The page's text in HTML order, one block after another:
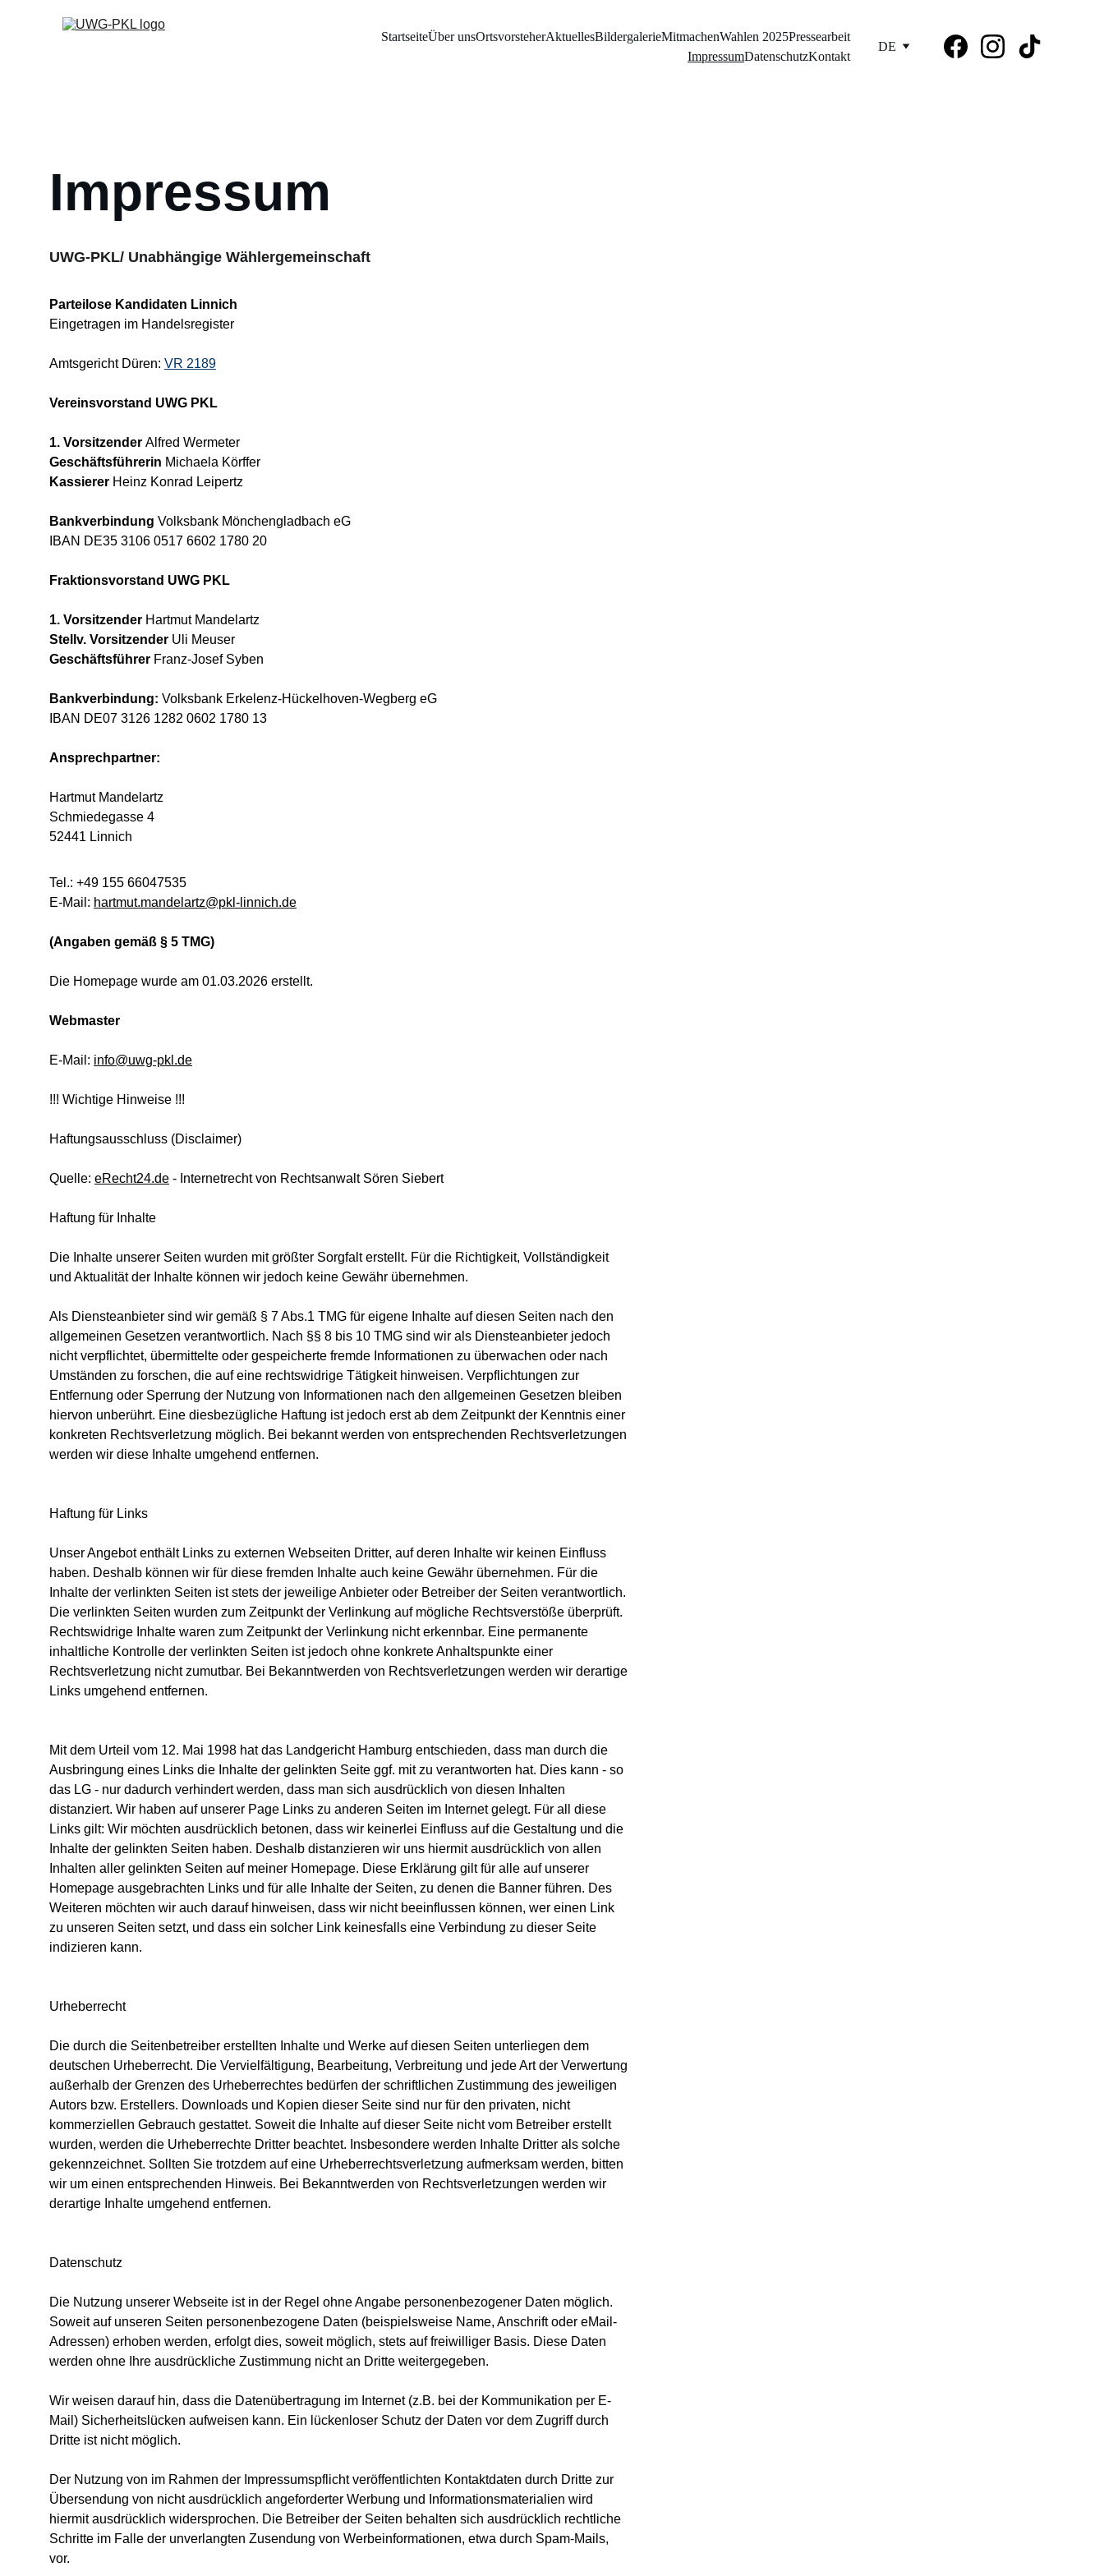
StartseiteÜber unsOrtsvorsteherAktuellesBildergalerieMitmachenWahlen 2025Pressearbeit
ImpressumDatenschutzKontakt
DE
Impressum
UWG-PKL/ Unabhängige Wählergemeinschaft
Parteilose Kandidaten Linnich
Eingetragen im Handelsregister
Amtsgericht Düren: VR 2189
Vereinsvorstand UWG PKL
1. Vorsitzender Alfred Wermeter
Geschäftsführerin Michaela Körffer
Kassierer Heinz Konrad Leipertz
Bankverbindung Volksbank Mönchengladbach eG
IBAN DE35 3106 0517 6602 1780 20
Fraktionsvorstand UWG PKL
1. Vorsitzender Hartmut Mandelartz
Stellv. Vorsitzender Uli Meuser
Geschäftsführer Franz-Josef Syben
Bankverbindung: Volksbank Erkelenz-Hückelhoven-Wegberg eG
IBAN DE07 3126 1282 0602 1780 13
Ansprechpartner:
Hartmut Mandelartz
Schmiedegasse 4
52441 Linnich
Tel.: +49 155 66047535
E-Mail: hartmut.mandelartz@pkl-linnich.de
(Angaben gemäß § 5 TMG)
Die Homepage wurde am 01.03.2026 erstellt.
Webmaster
E-Mail: info@uwg-pkl.de
!!! Wichtige Hinweise !!!
Haftungsausschluss (Disclaimer)
Quelle: eRecht24.de - Internetrecht von Rechtsanwalt Sören Siebert
Haftung für Inhalte
Die Inhalte unserer Seiten wurden mit größter Sorgfalt erstellt. Für die Richtigkeit, Vollständigkeit
und Aktualität der Inhalte können wir jedoch keine Gewähr übernehmen.
Als Diensteanbieter sind wir gemäß § 7 Abs.1 TMG für eigene Inhalte auf diesen Seiten nach den
allgemeinen Gesetzen verantwortlich. Nach §§ 8 bis 10 TMG sind wir als Diensteanbieter jedoch
nicht verpflichtet, übermittelte oder gespeicherte fremde Informationen zu überwachen oder nach
Umständen zu forschen, die auf eine rechtswidrige Tätigkeit hinweisen. Verpflichtungen zur
Entfernung oder Sperrung der Nutzung von Informationen nach den allgemeinen Gesetzen bleiben
hiervon unberührt. Eine diesbezügliche Haftung ist jedoch erst ab dem Zeitpunkt der Kenntnis einer
konkreten Rechtsverletzung möglich. Bei bekannt werden von entsprechenden Rechtsverletzungen
werden wir diese Inhalte umgehend entfernen.
Haftung für Links
Unser Angebot enthält Links zu externen Webseiten Dritter, auf deren Inhalte wir keinen Einfluss
haben. Deshalb können wir für diese fremden Inhalte auch keine Gewähr übernehmen. Für die
Inhalte der verlinkten Seiten ist stets der jeweilige Anbieter oder Betreiber der Seiten verantwortlich.
Die verlinkten Seiten wurden zum Zeitpunkt der Verlinkung auf mögliche Rechtsverstöße überprüft.
Rechtswidrige Inhalte waren zum Zeitpunkt der Verlinkung nicht erkennbar. Eine permanente
inhaltliche Kontrolle der verlinkten Seiten ist jedoch ohne konkrete Anhaltspunkte einer
Rechtsverletzung nicht zumutbar. Bei Bekanntwerden von Rechtsverletzungen werden wir derartige
Links umgehend entfernen.
Mit dem Urteil vom 12. Mai 1998 hat das Landgericht Hamburg entschieden, dass man durch die
Ausbringung eines Links die Inhalte der gelinkten Seite ggf. mit zu verantworten hat. Dies kann - so
das LG - nur dadurch verhindert werden, dass man sich ausdrücklich von diesen Inhalten
distanziert. Wir haben auf unserer Page Links zu anderen Seiten im Internet gelegt. Für all diese
Links gilt: Wir möchten ausdrücklich betonen, dass wir keinerlei Einfluss auf die Gestaltung und die
Inhalte der gelinkten Seiten haben. Deshalb distanzieren wir uns hiermit ausdrücklich von allen
Inhalten aller gelinkten Seiten auf meiner Homepage. Diese Erklärung gilt für alle auf unserer
Homepage ausgebrachten Links und für alle Inhalte der Seiten, zu denen die Banner führen. Des
Weiteren möchten wir auch darauf hinweisen, dass wir nicht beeinflussen können, wer einen Link
zu unseren Seiten setzt, und dass ein solcher Link keinesfalls eine Verbindung zu dieser Seite
indizieren kann.
Urheberrecht
Die durch die Seitenbetreiber erstellten Inhalte und Werke auf diesen Seiten unterliegen dem
deutschen Urheberrecht. Die Vervielfältigung, Bearbeitung, Verbreitung und jede Art der Verwertung
außerhalb der Grenzen des Urheberrechtes bedürfen der schriftlichen Zustimmung des jeweiligen
Autors bzw. Erstellers. Downloads und Kopien dieser Seite sind nur für den privaten, nicht
kommerziellen Gebrauch gestattet. Soweit die Inhalte auf dieser Seite nicht vom Betreiber erstellt
wurden, werden die Urheberrechte Dritter beachtet. Insbesondere werden Inhalte Dritter als solche
gekennzeichnet. Sollten Sie trotzdem auf eine Urheberrechtsverletzung aufmerksam werden, bitten
wir um einen entsprechenden Hinweis. Bei Bekanntwerden von Rechtsverletzungen werden wir
derartige Inhalte umgehend entfernen.
Datenschutz
Die Nutzung unserer Webseite ist in der Regel ohne Angabe personenbezogener Daten möglich.
Soweit auf unseren Seiten personenbezogene Daten (beispielsweise Name, Anschrift oder eMail-
Adressen) erhoben werden, erfolgt dies, soweit möglich, stets auf freiwilliger Basis. Diese Daten
werden ohne Ihre ausdrückliche Zustimmung nicht an Dritte weitergegeben.
Wir weisen darauf hin, dass die Datenübertragung im Internet (z.B. bei der Kommunikation per E-
Mail) Sicherheitslücken aufweisen kann. Ein lückenloser Schutz der Daten vor dem Zugriff durch
Dritte ist nicht möglich.
Der Nutzung von im Rahmen der Impressumspflicht veröffentlichten Kontaktdaten durch Dritte zur
Übersendung von nicht ausdrücklich angeforderter Werbung und Informationsmaterialien wird
hiermit ausdrücklich widersprochen. Die Betreiber der Seiten behalten sich ausdrücklich rechtliche
Schritte im Falle der unverlangten Zusendung von Werbeinformationen, etwa durch Spam-Mails,
vor.